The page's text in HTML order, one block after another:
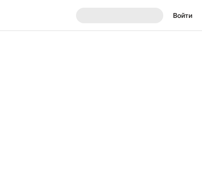
Войти